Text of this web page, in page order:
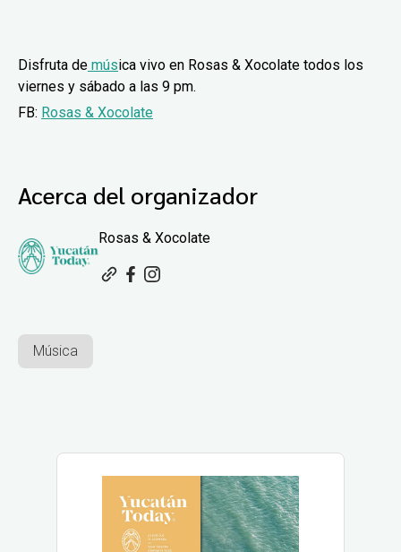
Disfruta de música vivo en Rosas & Xocolate todos los
viernes y sábado a las 9 pm.
FB: Rosas & Xocolate
Acerca del organizador
Rosas & Xocolate
Música